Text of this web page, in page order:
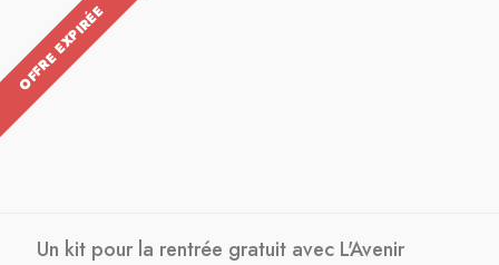
OFFRE EXPIRÉE
Un kit pour la rentrée gratuit avec L'Avenir